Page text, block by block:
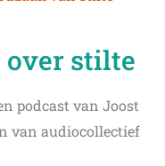
over stilte
podcast van Joost
van audiocollectief